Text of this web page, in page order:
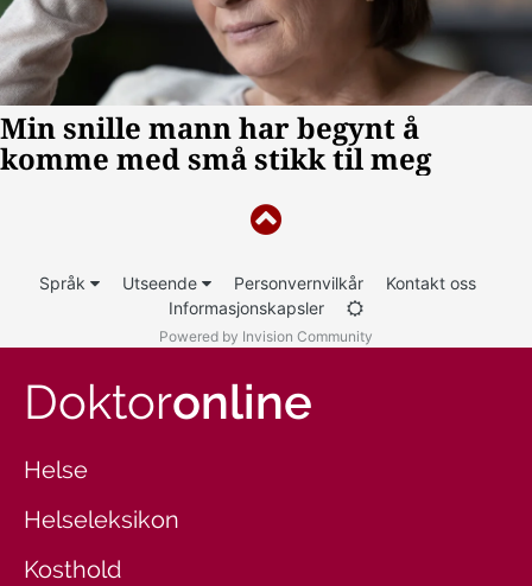
Språk Utseende Personvernvilkår
Kontakt oss
Informasjonskapsler
Powered by Invision Community
Doktoronline
Helse
Helseleksikon
Kosthold